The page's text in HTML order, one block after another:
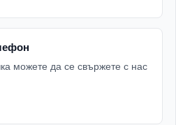
можете да се свържете с нас